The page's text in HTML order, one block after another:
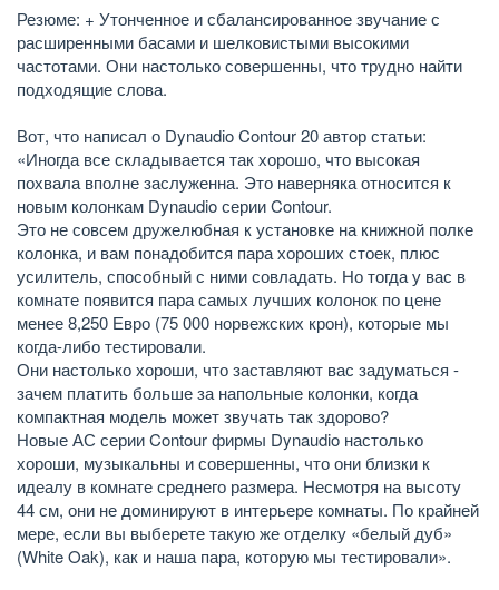
Резюме: + Утонченное и сбалансированное звучание с
расширенными басами и шелковистыми высокими
частотами. Они настолько совершенны, что трудно найти
подходящие слова.
Вот, что написал о Dynaudio Contour 20 автор статьи:
«Иногда все складывается так хорошо, что высокая
похвала вполне заслуженна. Это наверняка относится к
новым колонкам Dynaudio серии Contour.
Это не совсем дружелюбная к установке на книжной полке
колонка, и вам понадобится пара хороших стоек, плюс
усилитель, способный с ними совладать. Но тогда у вас в
комнате появится пара самых лучших колонок по цене
менее 8,250 Евро (75 000 норвежских крон), которые мы
когда-либо тестировали.
Они настолько хороши, что заставляют вас задуматься -
зачем платить больше за напольные колонки, когда
компактная модель может звучать так здорово?
Новые АС серии Contour фирмы Dynaudio настолько
хороши, музыкальны и совершенны, что они близки к
идеалу в комнате среднего размера. Несмотря на высоту
44 см, они не доминируют в интерьере комнаты. По крайней
мере, если вы выберете такую же отделку «белый дуб»
(White Oak), как и наша пара, которую мы тестировали».